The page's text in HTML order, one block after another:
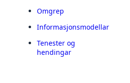
Omgrep
Informasjonsmodellar
Tenester og
hendingar